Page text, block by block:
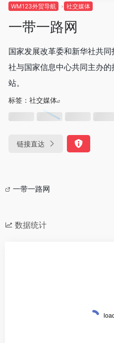
WM123外贸导航 社交媒体
一带一路网
国家发展改革委和新华社共
社与国家信息中心共同主办的
站。
标签： 社交媒体
链接直达
一带一路网
数据统计